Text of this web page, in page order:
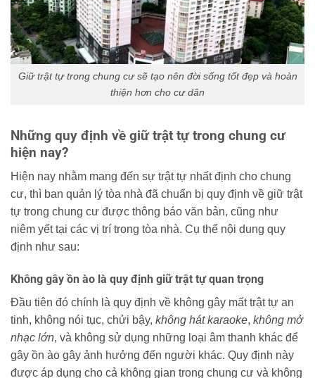
Giữ trật tự trong chung cư sẽ tạo nên đời sống tốt đẹp và hoàn
thiện hơn cho cư dân
Những quy định về giữ trật tự trong chung cư
hiện nay?
Hiện nay nhằm mang đến sự trật tự nhất định cho chung
cư, thì ban quản lý tòa nhà đã chuẩn bị quy định về giữ trật
tự trong chung cư được thông báo văn bản, cũng như
niêm yết tại các vị trí trong tòa nhà. Cụ thể nội dung quy
định như sau:
Không gây ồn ào là quy định giữ trật tự quan trọng
Đầu tiên đó chính là quy định về không gây mất trật tự an
tinh, không nói tục, chửi bậy, không hát karaoke, không mở
nhạc lớn, và không sử dụng những loại âm thanh khác để
gây ồn ào gây ảnh hưởng đến người khác. Quy định này
được áp dụng cho cả không gian trong chung cư và không